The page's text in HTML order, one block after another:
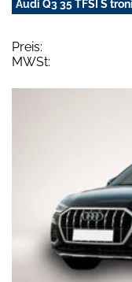
Audi Q3 35 TFSI S
Preis:
MWSt: